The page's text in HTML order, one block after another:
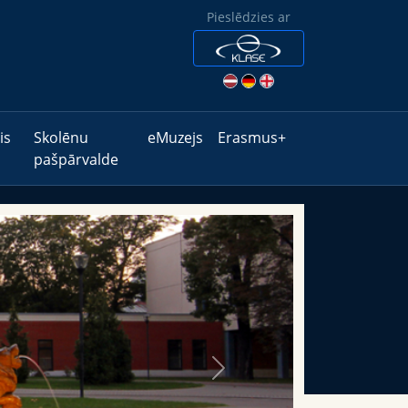
Pieslēdzies ar
Skolēnu
pašpārvalde
eMuzejs Erasmus+
Next